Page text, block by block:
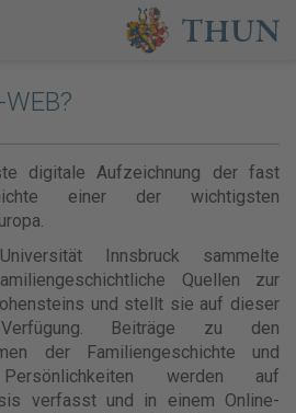
digitale Aufzeichnung der fast
einer der wichtigsten
Innsbruck sammelte
Quellen zur
und stellt sie auf dieser
Beiträge zu den
der Familiengeschichte und
werden auf
verfasst und in einem Online-